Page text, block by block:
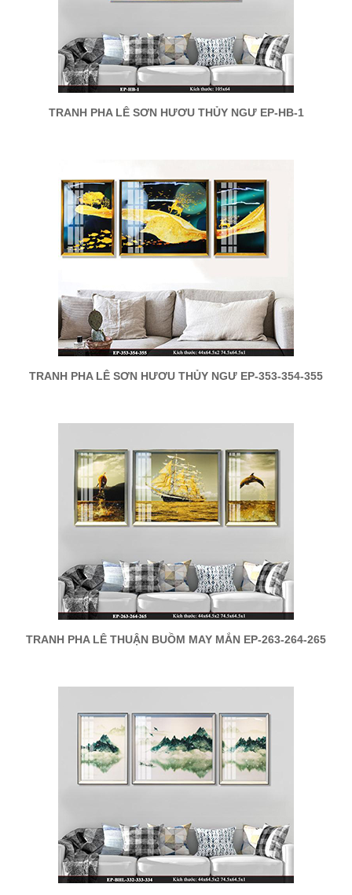
TRANH PHA LÊ SƠN HƯƠU THỦY NGƯ EP-HB-1
TRANH PHA LÊ SƠN HƯƠU THỦY NGƯ EP-353-354-355
TRANH PHA LÊ THUẬN BUỒM MAY MẮN EP-263-264-265